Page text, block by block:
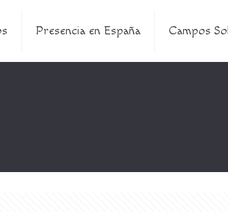
Presencia en España Campos